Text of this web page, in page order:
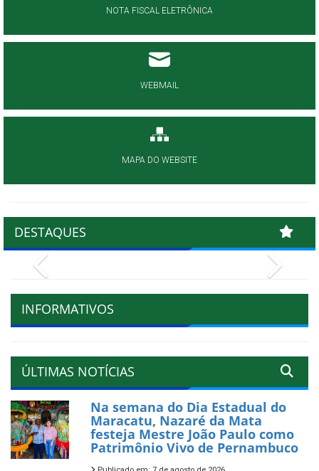
NOTA FISCAL ELETRÔNICA
WEBMAIL
MAPA DO WEBSITE
DESTAQUES
INFORMATIVOS
ÚLTIMAS NOTÍCIAS
Na semana do Dia Estadual do
Maracatu, Nazaré da Mata
festeja Mestre João Paulo como
Patrimônio Vivo de Pernambuco